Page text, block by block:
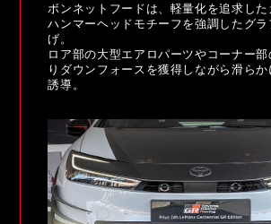
ボンネットフードは、軽量化を追求した
ハンマーヘッドモチーフを強調したグラ
げ。
ロア部の大型エアロパーツやコーナー部
りダウンフォースを獲得しながら滑ら
誘導。